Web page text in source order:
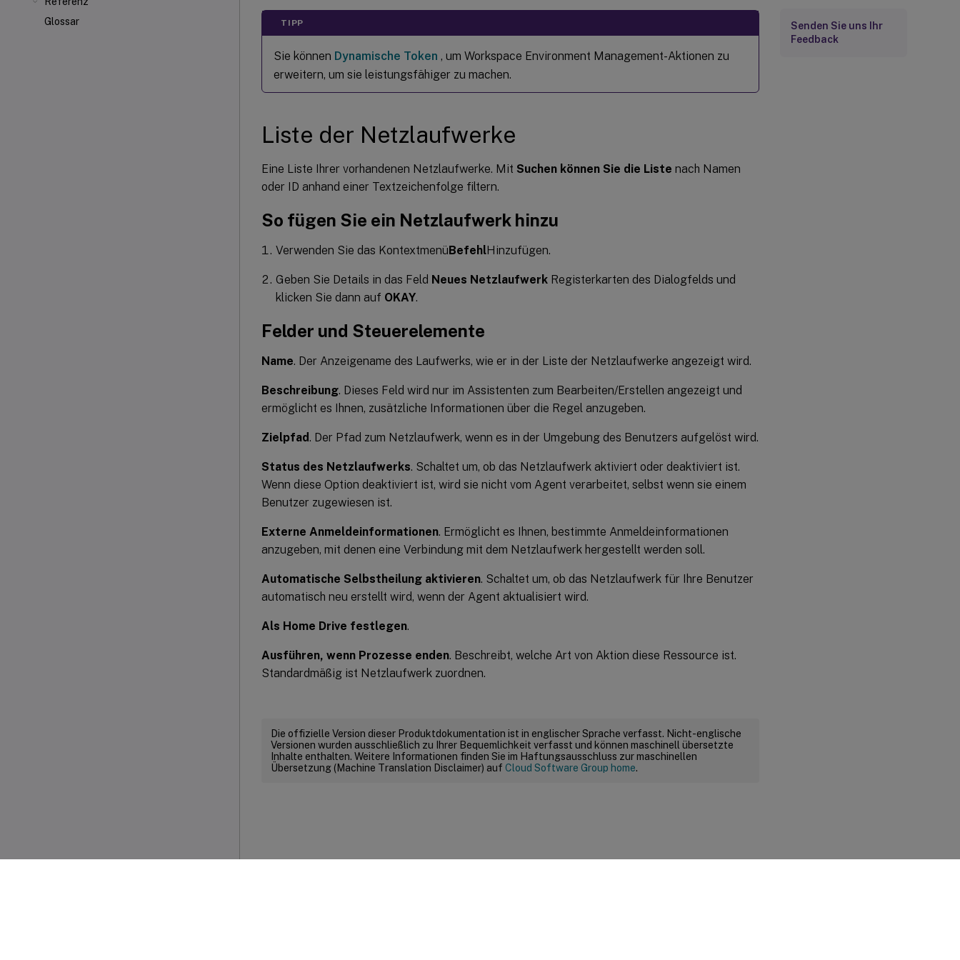
Glossar
TIPP
Sie können Dynamische Token , um Workspace Environment Management-Aktionen zu
erweitern, um sie leistungsfähiger zu machen.
Liste der Netzlaufwerke
Eine Liste Ihrer vorhandenen Netzlaufwerke. Mit Suchen können Sie die Liste nach Namen
oder ID anhand einer Textzeichenfolge filtern.
So fügen Sie ein Netzlaufwerk hinzu
Verwenden Sie das KontextmenüBefehlHinzufügen.
Geben Sie Details in das Feld Neues Netzlaufwerk Registerkarten des Dialogfelds und
klicken Sie dann auf OKAY.
Felder und Steuerelemente
Name. Der Anzeigename des Laufwerks, wie er in der Liste der Netzlaufwerke angezeigt wird.
Beschreibung. Dieses Feld wird nur im Assistenten zum Bearbeiten/Erstellen angezeigt und
ermöglicht es Ihnen, zusätzliche Informationen über die Regel anzugeben.
Zielpfad . Der Pfad zum Netzlaufwerk, wenn es in der Umgebung des Benutzers aufgelöst wird.
Status des Netzlaufwerks. Schaltet um, ob das Netzlaufwerk aktiviert oder deaktiviert ist.
Wenn diese Option deaktiviert ist, wird sie nicht vom Agent verarbeitet, selbst wenn sie einem
Benutzer zugewiesen ist.
Externe Anmeldeinformationen. Ermöglicht es Ihnen, bestimmte Anmeldeinformationen
anzugeben, mit denen eine Verbindung mit dem Netzlaufwerk hergestellt werden soll.
Automatische Selbstheilung aktivieren. Schaltet um, ob das Netzlaufwerk für Ihre Benutzer
automatisch neu erstellt wird, wenn der Agent aktualisiert wird.
Als Home Drive festlegen.
Ausführen, wenn Prozesse enden. Beschreibt, welche Art von Aktion diese Ressource ist.
Standardmäßig ist Netzlaufwerk zuordnen.
Die offizielle Version dieser Produktdokumentation ist in englischer Sprache verfasst. Nicht-englische
Versionen wurden ausschließlich zu Ihrer Bequemlichkeit verfasst und können maschinell übersetzte
Inhalte enthalten. Weitere Informationen finden Sie im Haftungsausschluss zur maschinellen
Übersetzung (Machine Translation Disclaimer) auf Cloud Software Group home.
Senden Sie uns Ihr
Feedback